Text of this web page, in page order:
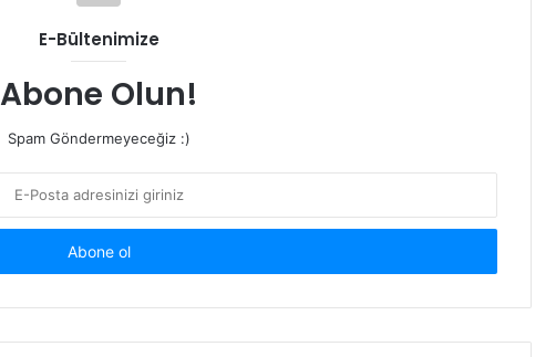
E-Bültenimize
Abone Olun!
Spam Göndermeyeceğiz :)